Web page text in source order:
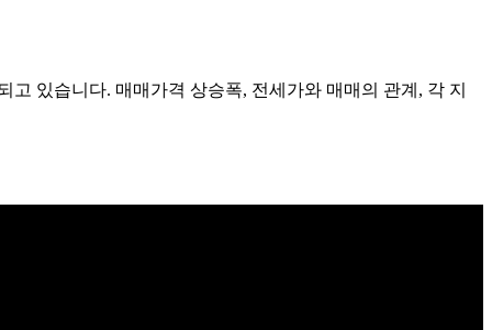
있습니다. 매매가격 상승폭, 전세가와 매매의 관계, 각 지